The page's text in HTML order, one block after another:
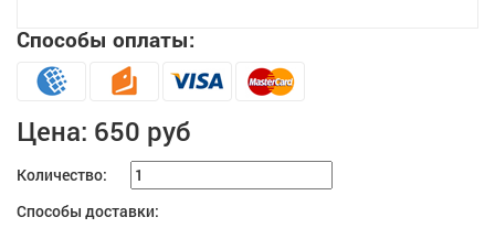
Способы оплаты:
Цена: 650 руб
Количество:
Способы доставки: